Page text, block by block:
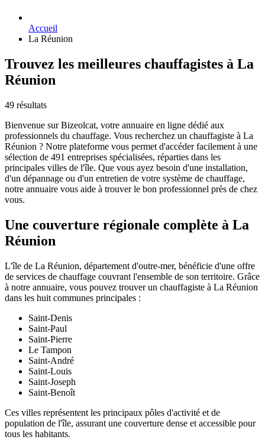
Accueil
La Réunion
Trouvez les meilleures chauffagistes à La
Réunion
49 résultats
Bienvenue sur Bizeolcat, votre annuaire en ligne dédié aux
professionnels du chauffage. Vous recherchez un chauffagiste à La
Réunion ? Notre plateforme vous permet d'accéder facilement à une
sélection de 491 entreprises spécialisées, réparties dans les
principales villes de l'île. Que vous ayez besoin d'une installation,
d'un dépannage ou d'un entretien de votre système de chauffage,
notre annuaire vous aide à trouver le bon professionnel près de chez
vous.
Une couverture régionale complète à La
Réunion
L'île de La Réunion, département d'outre-mer, bénéficie d'une offre
de services de chauffage couvrant l'ensemble de son territoire. Grâce
à notre annuaire, vous pouvez trouver un chauffagiste à La Réunion
dans les huit communes principales :
Saint-Denis
Saint-Paul
Saint-Pierre
Le Tampon
Saint-André
Saint-Louis
Saint-Joseph
Saint-Benoît
Ces villes représentent les principaux pôles d'activité et de
population de l'île, assurant une couverture dense et accessible pour
tous les habitants.